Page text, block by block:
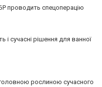
проводить спецоперацію
і сучасні рішення для ванної
рослиною сучасного